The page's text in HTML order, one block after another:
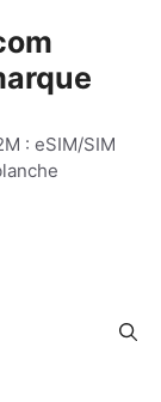
: eSIM/SIM